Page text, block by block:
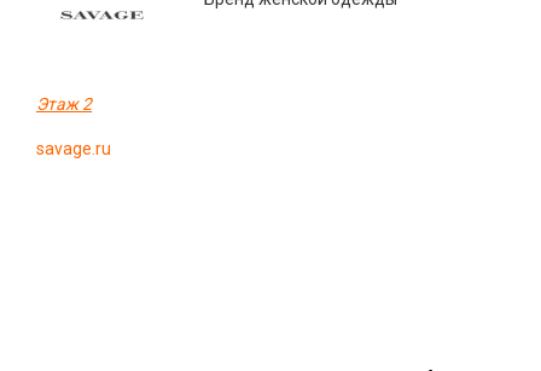
Этаж 2
savage.ru